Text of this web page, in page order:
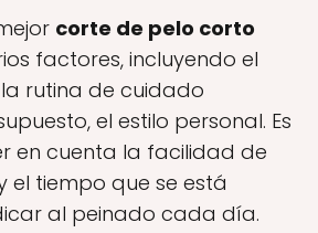
corte de pelo corto
factores, incluyendo el
rutina de cuidado
el estilo personal. Es
en cuenta la facilidad de
el tiempo que se está
al peinado cada día.